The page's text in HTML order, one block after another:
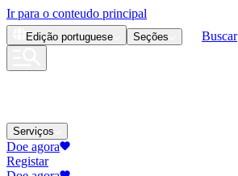
Ir para o conteudo principal
Edição portuguese Seções Buscar
Serviços
Doe agora
Registar